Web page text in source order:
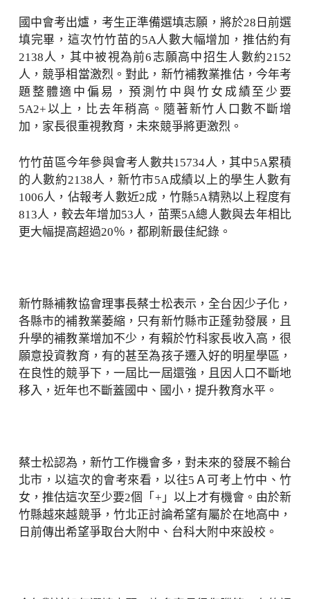
國中會考出爐，考生正準備選填志願，將於28日前選
填完畢，這次竹竹苗的5A人數大幅增加，推估約有
2138人，其中被視為前6志願高中招生人數約2152
人，競爭相當激烈。對此，新竹補教業推估，今年考
題整體適中偏易，預測竹中與竹女成績至少要
5A2+以上，比去年稍高。隨著新竹人口數不斷增
加，家長很重視教育，未來競爭將更激烈。
竹竹苗區今年參與會考人數共15734人，其中5A累積
的人數約2138人，新竹市5A成績以上的學生人數有
1006人，佔報考人數近2成，竹縣5A精熟以上程度有
813人，較去年增加53人，苗栗5A總人數與去年相比
更大幅提高超過20％，都刷新最佳紀錄。
新竹縣補教協會理事長蔡士松表示，全台因少子化，
各縣市的補教業萎縮，只有新竹縣市正蓬勃發展，且
升學的補教業增加不少，有賴於竹科家長收入高，很
願意投資教育，有的甚至為孩子遷入好的明星學區，
在良性的競爭下，一屆比一屆還強，且因人口不斷地
移入，近年也不斷蓋國中、國小，提升教育水平。
蔡士松認為，新竹工作機會多，對未來的發展不輸台
北市，以這次的會考來看，以往5Ａ可考上竹中、竹
女，推估這次至少要2個「+」以上才有機會。由於新
竹縣越來越競爭，竹北正討論希望有屬於在地高中，
日前傳出希望爭取台大附中、台科大附中來設校。